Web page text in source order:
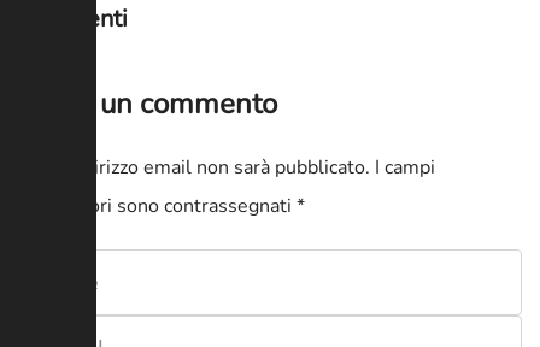
Commenti
lascia un commento
Il tuo indirizzo email non sarà pubblicato. I campi
obbligatori sono contrassegnati *